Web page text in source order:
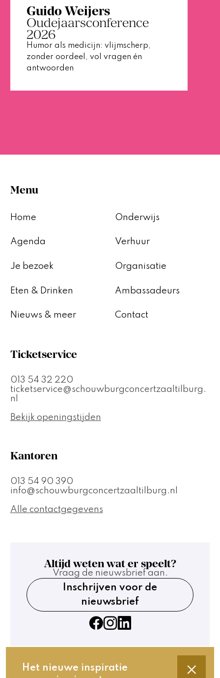
Het nieuwe inspiratie
Guido Weijers
Oudejaarsconference
2026
Humor als medicijn: vlijmscherp,
zonder oordeel, vol vragen én
antwoorden
Menu
Home
Agenda
Je bezoek
Eten & Drinken
Nieuws & meer
Onderwijs
Verhuur
Organisatie
Ambassadeurs
Contact
Ticketservice
013 54 32 220
ticketservice@schouwburgconcertzaaltilburg.
nl
Bekijk openingstijden
Kantoren
013 54 90 390
info@schouwburgconcertzaaltilburg.nl
Alle contactgegevens
Altijd weten wat er speelt?
Vraag de nieuwsbrief aan.
Inschrijven voor de
nieuwsbrief